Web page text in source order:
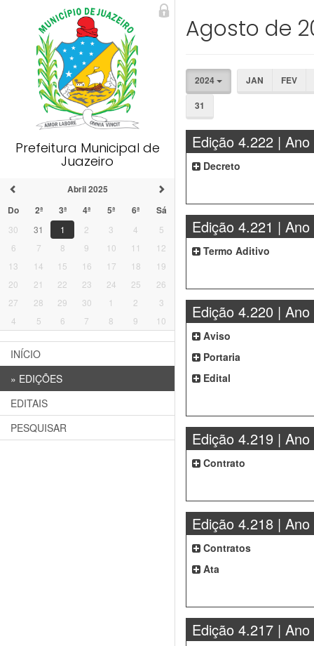
Prefeitura Municipal de
Juazeiro
Abril 2025
Do
2ª 3ª 4ª 5ª 6ª Sá
30 31 1 2 3 4
5
6
7 8 9 10 11
12
13
14 15 16 17 18
19
20
21 22 23 24 25
26
27
28 29 30 1 2
3
4
5 6 7 8 9 10
INÍCIO
» EDIÇÕES
EDITAIS
PESQUISAR
Agosto de
2024 JAN
FEV
31
Edição 4.222 | Ano
Decreto
Edição 4.221 | Ano
Termo Aditivo
Edição 4.220 | Ano
Aviso
Portaria
Edital
Edição 4.219 | Ano
Contrato
Edição 4.218 | Ano
Contratos
Ata
Edição 4.217 | Ano